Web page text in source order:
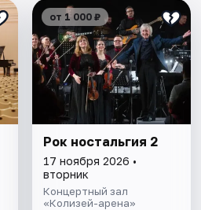
от 1 000 ₽
Рок ностальгия 2
17 ноября 2026 •
вторник
Концертный зал
«Колизей-арена»